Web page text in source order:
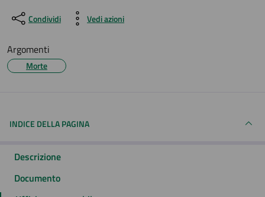
Condividi Vedi azioni
Argomenti
Morte
INDICE DELLA PAGINA
Descrizione
Documento